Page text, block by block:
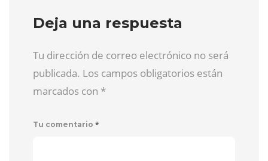
Deja una respuesta
Tu dirección de correo electrónico no será
publicada. Los campos obligatorios están
marcados con *
Tu comentario *